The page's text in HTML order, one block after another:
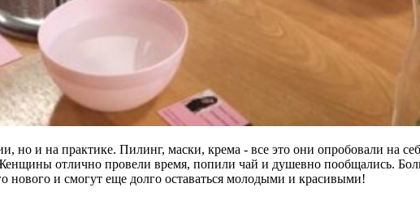
но и на практике. Пилинг, маски, крема - все это они опробовали на
отлично провели время, попили чай и душевно пообщались.
нового и смогут еще долго оставаться молодыми и красивыми!